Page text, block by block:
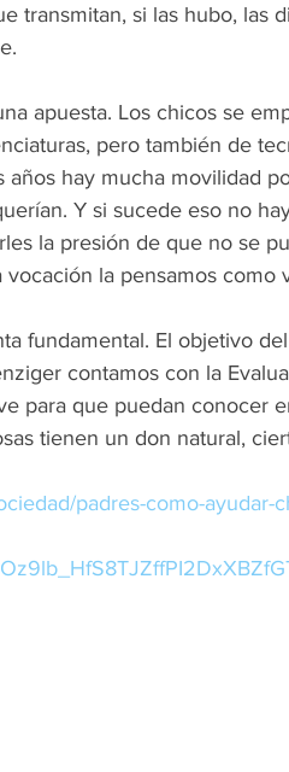
transmitan, si las hubo, las
apuesta. Los chicos se
pero también de
años hay mucha movilidad
Y si sucede eso no
la presión de que no se
la pensamos como
fundamental. El objetivo
contamos con la
para que puedan conocer
tienen un don natural,
padres-como-ayudar-